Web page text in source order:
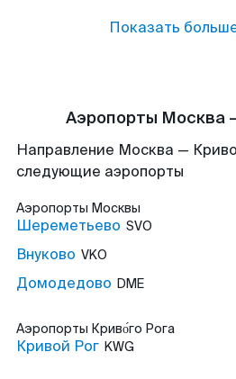
Показать
Аэропорты Москва
Направление Москва —
следующие аэропорты
Аэропорты Москвы
Шереметьево SVO
Внуково VKO
Домодедово DME
Аэропорты Криво́го Рога
Кривой Рог KWG